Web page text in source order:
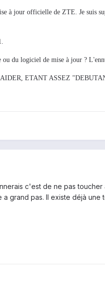
à jour officielle de ZTE. Je suis
du logiciel de mise à jour ?
ETANT ASSEZ
c'est de ne pas
grand pas. Il existe déjà